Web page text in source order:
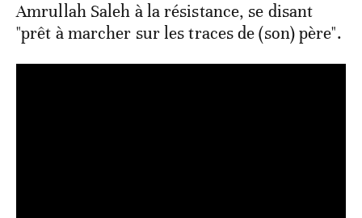
Amrullah Saleh à la résistance, se disant
"prêt à marcher sur les traces de (son) père".